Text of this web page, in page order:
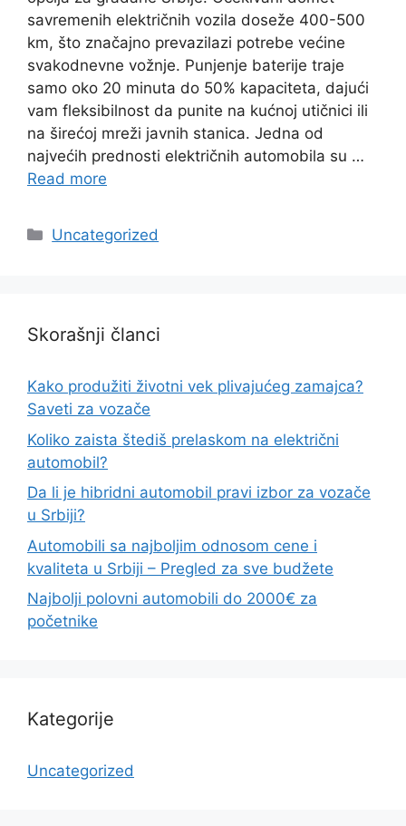
savremenih električnih vozila doseže 400-500
km, što značajno prevazilazi potrebe većine
svakodnevne vožnje. Punjenje baterije traje
samo oko 20 minuta do 50% kapaciteta, dajući
vam fleksibilnost da punite na kućnoj utičnici ili
na širećoj mreži javnih stanica. Jedna od
najvećih prednosti električnih automobila su …
Read more
Categories
Uncategorized
Skorašnji članci
Kako produžiti životni vek plivajućeg zamajca?
Saveti za vozače
Koliko zaista štediš prelaskom na električni
automobil?
Da li je hibridni automobil pravi izbor za vozače
u Srbiji?
Automobili sa najboljim odnosom cene i
kvaliteta u Srbiji – Pregled za sve budžete
Najbolji polovni automobili do 2000€ za
početnike
Kategorije
Uncategorized